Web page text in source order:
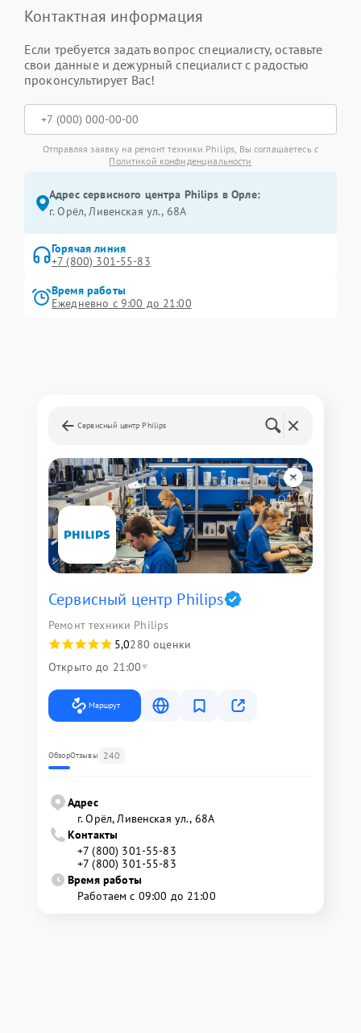
Контактная информация
Если требуется задать вопрос специалисту, оставьте
свои данные и дежурный специалист с радостью
проконсультирует Вас!
Отправляя заявку на ремонт техники Philips, Вы соглашаетесь с
Политикой конфиденциальности
Адрес сервисного центра Philips в Орле:
г. Орёл, Ливенская ул., 68А
Горячая линия
+7 (800) 301-55-83
Время работы
Ежедневно с 9:00 до 21:00
Сервисный центр Philips
Сервисный центр Philips
Ремонт техники Philips
5,0280 оценки
Открыто до 21:00
Маршрут
ОбзорОтзывы 240
Адрес
г. Орёл, Ливенская ул., 68А
Контакты
+7 (800) 301-55-83
+7 (800) 301-55-83
Время работы
Работаем с 09:00 до 21:00